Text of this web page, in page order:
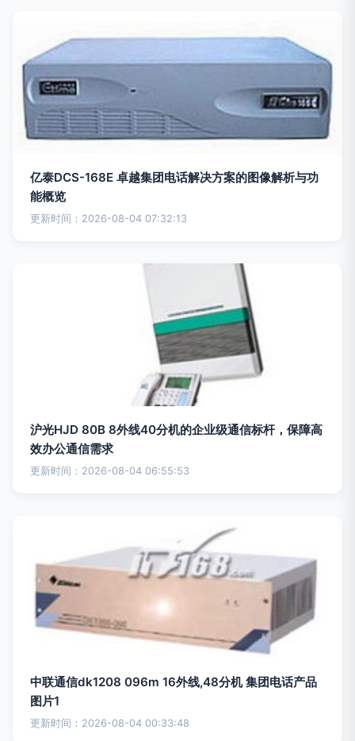
亿泰DCS-168E 卓越集团电话解决方案的图像解析与功
能概览
更新时间：2026-08-04 07:32:13
沪光HJD 80B 8外线40分机的企业级通信标杆，保障高
效办公通信需求
更新时间：2026-08-04 06:55:53
中联通信dk1208 096m 16外线,48分机 集团电话产品
图片1
更新时间：2026-08-04 00:33:48